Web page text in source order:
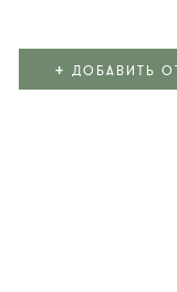
+ ДОБАВИТЬ